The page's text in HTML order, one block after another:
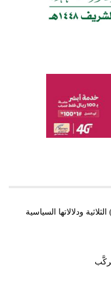
ودلالاتها السياسية